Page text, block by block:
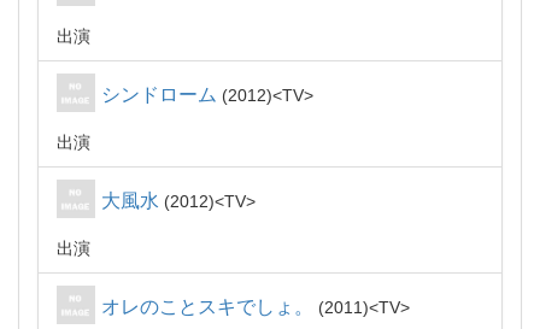
出演
シンドローム 2012 TV
出演
大風水 2012 TV
出演
オレのことスキでしょ。 2011 TV